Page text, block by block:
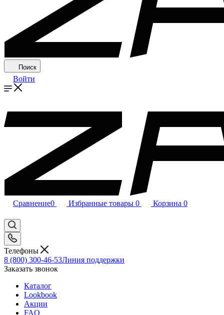
Поиск
Войти
Сравнение0 Избранные товары 0 Корзина 0
Телефоны
8 (800) 300-46-53Линия поддержки
Заказать звонок
Каталог
Lookbook
Акции
FAQ